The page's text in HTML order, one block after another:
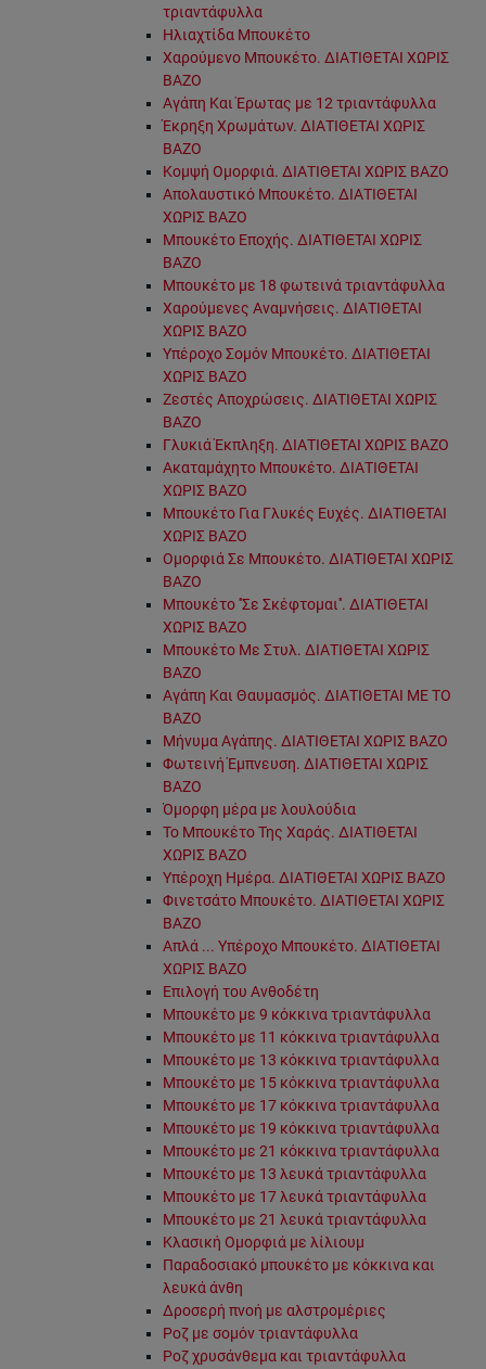
τριαντάφυλλα
Ηλιαχτίδα Μπουκέτο
Χαρούμενο Μπουκέτο. ΔΙΑΤΙΘΕΤΑΙ ΧΩΡΙΣ
ΒΑΖΟ
Αγάπη Και Έρωτας με 12 τριαντάφυλλα
Έκρηξη Χρωμάτων. ΔΙΑΤΙΘΕΤΑΙ ΧΩΡΙΣ
ΒΑΖΟ
Κομψή Ομορφιά. ΔΙΑΤΙΘΕΤΑΙ ΧΩΡΙΣ ΒΑΖΟ
Απολαυστικό Μπουκέτο. ΔΙΑΤΙΘΕΤΑΙ
ΧΩΡΙΣ ΒΑΖΟ
Μπουκέτο Εποχής. ΔΙΑΤΙΘΕΤΑΙ ΧΩΡΙΣ
ΒΑΖΟ
Μπουκέτο με 18 φωτεινά τριαντάφυλλα
Χαρούμενες Αναμνήσεις. ΔΙΑΤΙΘΕΤΑΙ
ΧΩΡΙΣ ΒΑΖΟ
Υπέροχο Σομόν Μπουκέτο. ΔΙΑΤΙΘΕΤΑΙ
ΧΩΡΙΣ ΒΑΖΟ
Ζεστές Αποχρώσεις. ΔΙΑΤΙΘΕΤΑΙ ΧΩΡΙΣ
ΒΑΖΟ
Γλυκιά Έκπληξη. ΔΙΑΤΙΘΕΤΑΙ ΧΩΡΙΣ ΒΑΖΟ
Ακαταμάχητο Μπουκέτο. ΔΙΑΤΙΘΕΤΑΙ
ΧΩΡΙΣ ΒΑΖΟ
Μπουκέτο Για Γλυκές Ευχές. ΔΙΑΤΙΘΕΤΑΙ
ΧΩΡΙΣ ΒΑΖΟ
Ομορφιά Σε Μπουκέτο. ΔΙΑΤΙΘΕΤΑΙ ΧΩΡΙΣ
ΒΑΖΟ
Μπουκέτο ''Σε Σκέφτομαι''. ΔΙΑΤΙΘΕΤΑΙ
ΧΩΡΙΣ ΒΑΖΟ
Μπουκέτο Με Στυλ. ΔΙΑΤΙΘΕΤΑΙ ΧΩΡΙΣ
ΒΑΖΟ
Αγάπη Και Θαυμασμός. ΔΙΑΤΙΘΕΤΑΙ ΜΕ ΤΟ
ΒΑΖΟ
Μήνυμα Αγάπης. ΔΙΑΤΙΘΕΤΑΙ ΧΩΡΙΣ ΒΑΖΟ
Φωτεινή Έμπνευση. ΔΙΑΤΙΘΕΤΑΙ ΧΩΡΙΣ
ΒΑΖΟ
Όμορφη μέρα με λουλούδια
Το Μπουκέτο Της Χαράς. ΔΙΑΤΙΘΕΤΑΙ
ΧΩΡΙΣ ΒΑΖΟ
Υπέροχη Ημέρα. ΔΙΑΤΙΘΕΤΑΙ ΧΩΡΙΣ ΒΑΖΟ
Φινετσάτο Μπουκέτο. ΔΙΑΤΙΘΕΤΑΙ ΧΩΡΙΣ
ΒΑΖΟ
Απλά ... Υπέροχο Μπουκέτο. ΔΙΑΤΙΘΕΤΑΙ
ΧΩΡΙΣ ΒΑΖΟ
Επιλογή του Ανθοδέτη
Μπουκέτο με 9 κόκκινα τριαντάφυλλα
Μπουκέτο με 11 κόκκινα τριαντάφυλλα
Μπουκέτο με 13 κόκκινα τριαντάφυλλα
Μπουκέτο με 15 κόκκινα τριαντάφυλλα
Μπουκέτο με 17 κόκκινα τριαντάφυλλα
Μπουκέτο με 19 κόκκινα τριαντάφυλλα
Μπουκέτο με 21 κόκκινα τριαντάφυλλα
Μπουκέτο με 13 λευκά τριαντάφυλλα
Μπουκέτο με 17 λευκά τριαντάφυλλα
Μπουκέτο με 21 λευκά τριαντάφυλλα
Κλασική Ομορφιά με λίλιουμ
Παραδοσιακό μπουκέτο με κόκκινα και
λευκά άνθη
Δροσερή πνοή με αλστρομέριες
Ροζ με σομόν τριαντάφυλλα
Ροζ χρυσάνθεμα και τριαντάφυλλα